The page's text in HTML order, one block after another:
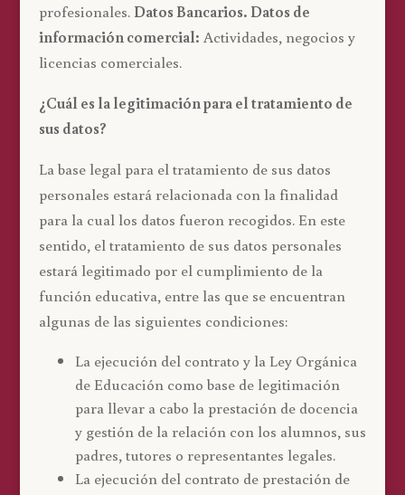
profesionales. Datos Bancarios. Datos de
información comercial: Actividades, negocios y
licencias comerciales.
¿Cuál es la legitimación para el tratamiento de
sus datos?
La base legal para el tratamiento de sus datos
personales estará relacionada con la finalidad
para la cual los datos fueron recogidos. En este
sentido, el tratamiento de sus datos personales
estará legitimado por el cumplimiento de la
función educativa, entre las que se encuentran
algunas de las siguientes condiciones:
La ejecución del contrato y la Ley Orgánica
de Educación como base de legitimación
para llevar a cabo la prestación de docencia
y gestión de la relación con los alumnos, sus
padres, tutores o representantes legales.
La ejecución del contrato de prestación de